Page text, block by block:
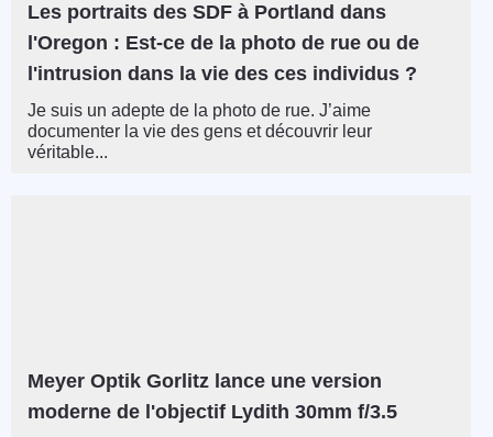
Les portraits des SDF à Portland dans
l'Oregon : Est-ce de la photo de rue ou de
l'intrusion dans la vie des ces individus ?
Je suis un adepte de la photo de rue. J’aime
documenter la vie des gens et découvrir leur
véritable...
Meyer Optik Gorlitz lance une version
moderne de l'objectif Lydith 30mm f/3.5